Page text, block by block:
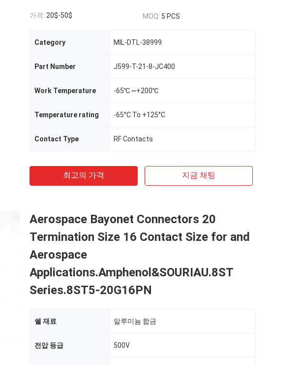
가격: 20$-50$ MOQ: 5 PCS
Category MIL-DTL-38999
Part Number J599-T-21-8-JC400
Work Temperature -65℃ ~+200℃
Temperature rating -65°C To +125°C
Contact Type RF Contacts
최고의 가격 지금 채팅
Aerospace Bayonet Connectors 20
Termination Size 16 Contact Size for and
Aerospace
Applications.Amphenol&SOURIAU.8ST
Series.8ST5-20G16PN
쉘 재료 알루미늄 합금
전압 등급 500V